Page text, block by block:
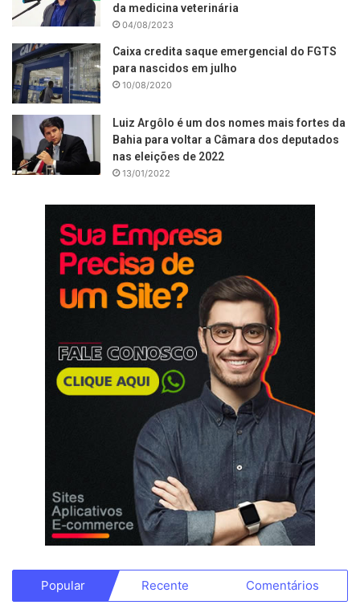
da medicina veterinária
04/08/2023
Caixa credita saque emergencial do FGTS
para nascidos em julho
10/08/2020
Luiz Argôlo é um dos nomes mais fortes da
Bahia para voltar a Câmara dos deputados
nas eleições de 2022
13/01/2022
Popular Recente Comentários